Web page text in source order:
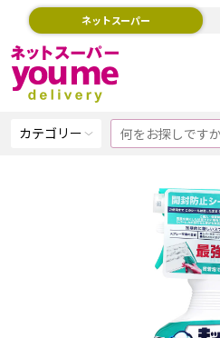
ネットスーパー
カテゴリー